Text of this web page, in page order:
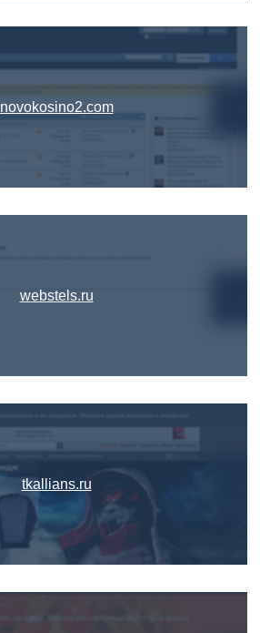
novokosino2.com
webstels.ru
tkallians.ru